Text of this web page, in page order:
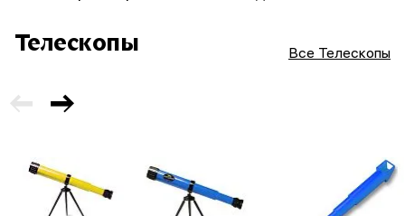
Телескопы Все Телескопы